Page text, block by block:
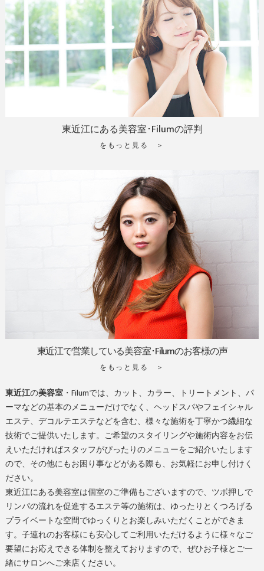
東近江にある美容室･Filumの評判
をもっと見る ＞
東近江で営業している美容室･Filumのお客様の声
をもっと見る ＞
東近江の美容室・Filumでは、カット、カラー、トリートメント、パ
ーマなどの基本のメニューだけでなく、ヘッドスパやフェイシャル
エステ、デコルテエステなどを含む、様々な施術を丁寧かつ繊細な
技術でご提供いたします。ご希望のスタイリングや施術内容をお伝
えいただければスタッフがぴったりのメニューをご紹介いたします
ので、その他にもお困り事などがある際も、お気軽にお申し付けく
ださい。
東近江にある美容室は個室のご準備もございますので、ツボ押しで
リンパの流れを促進するエステ等の施術は、ゆったりとくつろげる
プライベートな空間でゆっくりとお楽しみいただくことができま
す。子連れのお客様にも安心してご利用いただけるように様々なご
要望にお応えできる体制を整えておりますので、ぜひお子様とご一
緒にサロンへご来店ください。